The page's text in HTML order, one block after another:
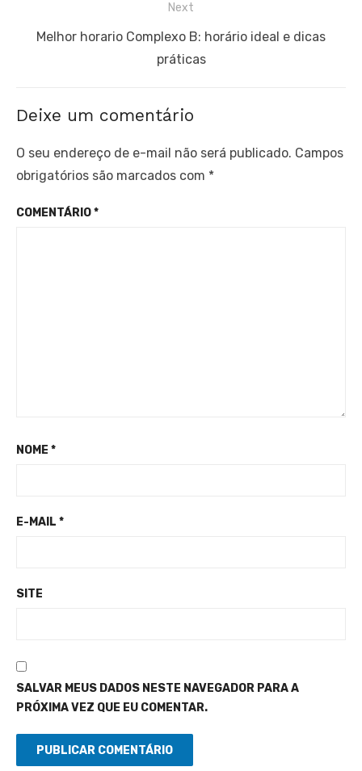
Next
Next
Melhor horario Complexo B: horário ideal e dicas
práticas
Deixe um comentário
O seu endereço de e-mail não será publicado. Campos
obrigatórios são marcados com *
COMENTÁRIO*
NOME *
E-MAIL *
SITE
SALVAR MEUS DADOS NESTE NAVEGADOR PARA A
PRÓXIMA VEZ QUE EU COMENTAR.